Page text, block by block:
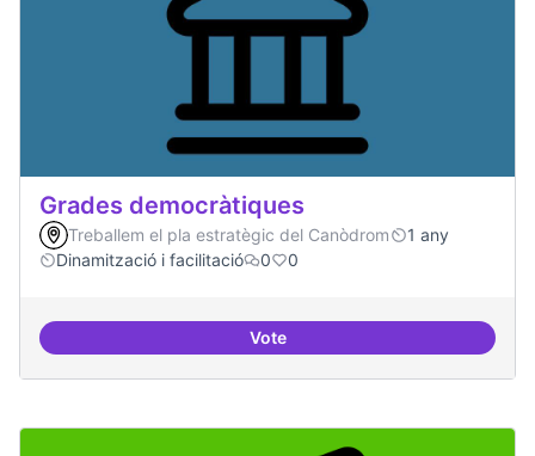
Grades democràtiques
Treballem el pla estratègic del Canòdrom
1 any
Dinamització i facilitació
0 0
VoteGrades democràtiques